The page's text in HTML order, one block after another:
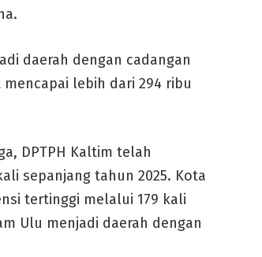
daerah dengan cadangan
lebih dari 294 ribu
DPTPH Kaltim telah
sepanjang tahun 2025. Kota
tertinggi melalui 179 kali
Ulu menjadi daerah dengan